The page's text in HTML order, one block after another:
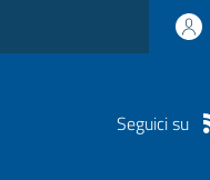
Seguici su